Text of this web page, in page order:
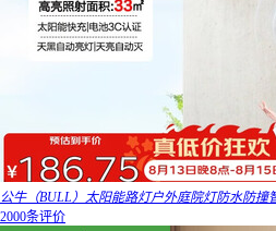
公牛（BULL）太阳能路灯户外庭院灯防水防撞
2000条评价